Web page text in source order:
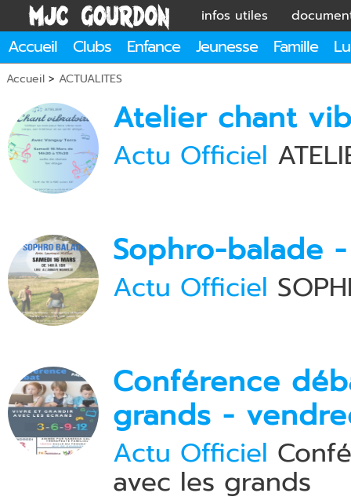
infos utiles
Accueil Clubs Enfance Jeunesse Famille
Accueil > ACTUALITES
Atelier chant
Actu Officiel
Sophro-balade
Actu Officiel
Conférence
grands -
Actu Officiel
avec les grands